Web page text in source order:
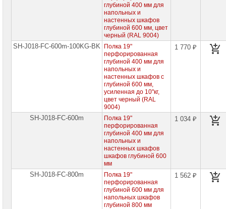
глубиной 400 мм для
напольных и
настенных шкафов
глубиной 600 мм, цвет
черный (RAL 9004)
SH-J018-FC-600m-100KG-BK
Полка 19"
перфорированная
глубиной 400 мм для
напольных и
настенных шкафов с
глубиной 600 мм,
усиленная до 10"кг,
цвет черный (RAL
9004)
1 770 ₽
SH-J018-FC-600m
Полка 19"
перфорированная
глубиной 400 мм для
напольных и
настенных шкафов
шкафов глубиной 600
мм
1 034 ₽
SH-J018-FC-800m
Полка 19"
перфорированная
глубиной 600 мм для
напольных шкафов
глубиной 800 мм
1 562 ₽